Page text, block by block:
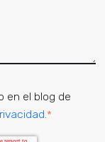
en el blog de
*